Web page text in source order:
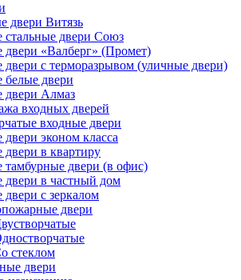
двери Витязь
стальные двери Союз
двери «Валберг» (Промет)
с терморазрывом (уличные двери)
белые двери
двери Алмаз
входных дверей
входные двери
эконом класса
в квартиру
тамбурные двери (в офис)
двери в частный дом
с зеркалом
двери
стеклом
двери